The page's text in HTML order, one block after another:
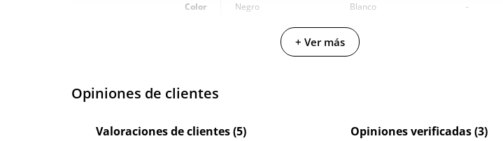
Color Negro Blanco -
+ Ver más
Opiniones de clientes
Valoraciones de clientes (5) Opiniones verificadas (3)